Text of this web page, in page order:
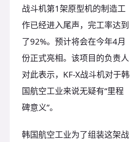
战斗机第1架原型机的制造工
作已经进入尾声，完工率达到
了92%。预计将会在今年4月
份正式亮相。该项目的负责人
对此表示，KF-X战斗机对于韩
国航空工业来说无疑有“里程
碑意义”。
韩国航空工业为了组装这架战